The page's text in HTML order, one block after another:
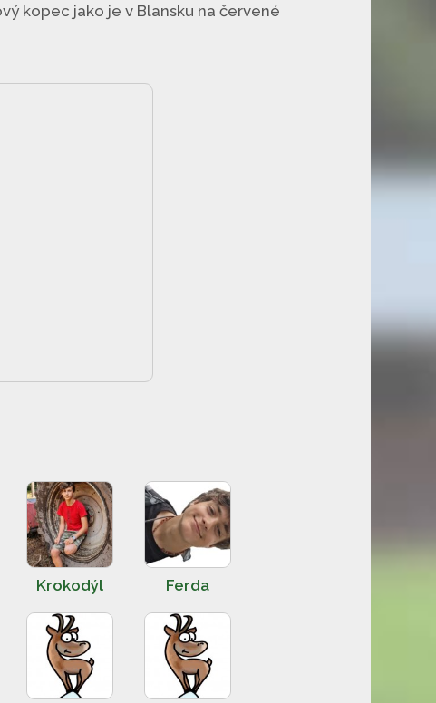
kopec jako je v Blansku na červené
Krokodýl Ferda